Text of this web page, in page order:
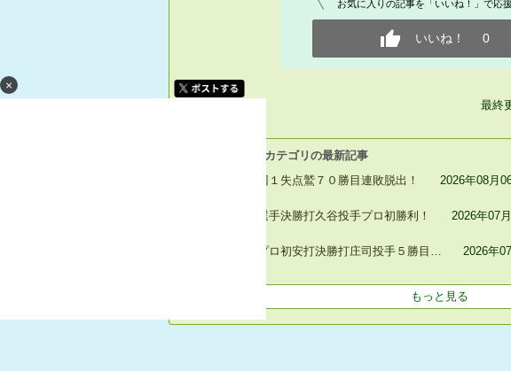
お気に入りの記事を「いいね！」で応
いいね！ 0
最終
[T.R.G.Eagles] カテゴリの最新記事
岸投手７回１失点鷲７０勝目連敗脱出！
2026年08月
８回平良選手決勝打久谷投手プロ初勝利！ 2026年07
繁永選手プロ初安打決勝打庄司投手５勝目… 2026年
もっと見る
×